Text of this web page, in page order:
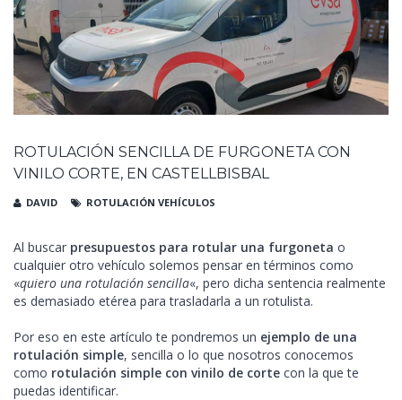
ROTULACIÓN SENCILLA DE FURGONETA CON
VINILO CORTE, EN CASTELLBISBAL
DAVID ROTULACIÓN VEHÍCULOS
Al buscar presupuestos para rotular una furgoneta o
cualquier otro vehículo solemos pensar en términos como
«quiero una rotulación sencilla«, pero dicha sentencia realmente
es demasiado etérea para trasladarla a un rotulista.
Por eso en este artículo te pondremos un ejemplo de una
rotulación simple, sencilla o lo que nosotros conocemos
como rotulación simple con vinilo de corte con la que te
puedas identificar.